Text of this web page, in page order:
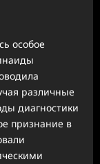
особое
различные
диагностики
признание в